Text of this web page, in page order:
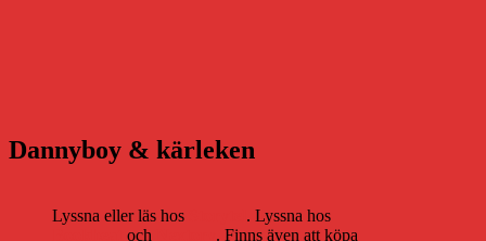
Dannyboy & kärleken
Lyssna eller läs hos
. Lyssna hos
och . Finns även att köpa